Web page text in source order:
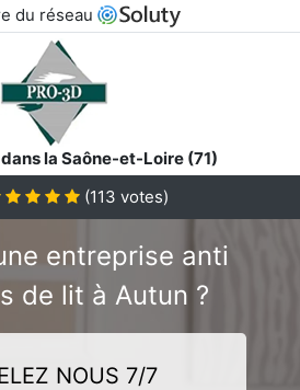
du réseau
la Saône-et-Loire (71)
(113 votes)
entreprise anti
de lit à Autun ?
NOUS 7/7